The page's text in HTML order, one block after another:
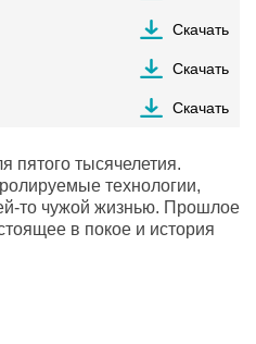
Скачать
Скачать
Скачать
пятого тысячелетия.
технологии,
то чужой жизнью. Прошлое
в покое и история